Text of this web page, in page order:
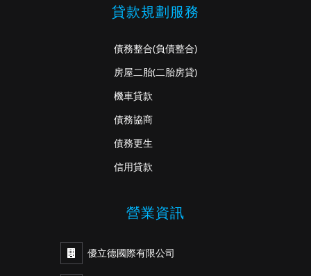
貸款規劃服務
債務整合(負債整合)
房屋二胎(二胎房貸)
機車貸款
債務協商
債務更生
信用貸款
營業資訊
優立德國際有限公司